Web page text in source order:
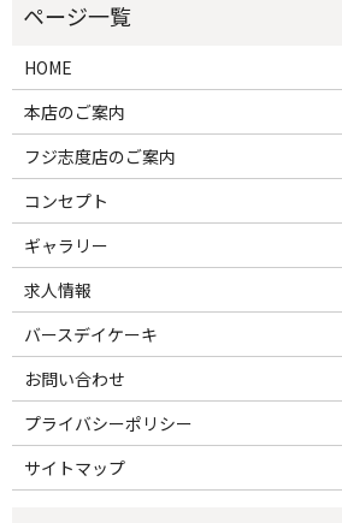
HOME
本店のご案内
フジ志度店のご案内
コンセプト
ギャラリー
求人情報
バースデイケーキ
お問い合わせ
プライバシーポリシー
サイトマップ